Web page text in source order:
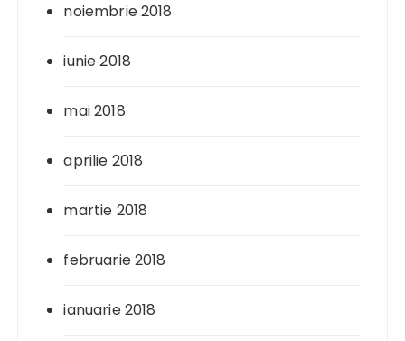
noiembrie 2018
iunie 2018
mai 2018
aprilie 2018
martie 2018
februarie 2018
ianuarie 2018